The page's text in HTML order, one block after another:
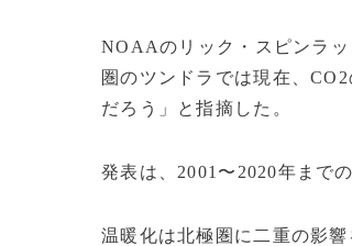
NOAAのリック・スピンラ
圏のツンドラでは現在、
だろう」と指摘した。
発表は、2001〜2020年まで
温暖化は北極圏に二重の影